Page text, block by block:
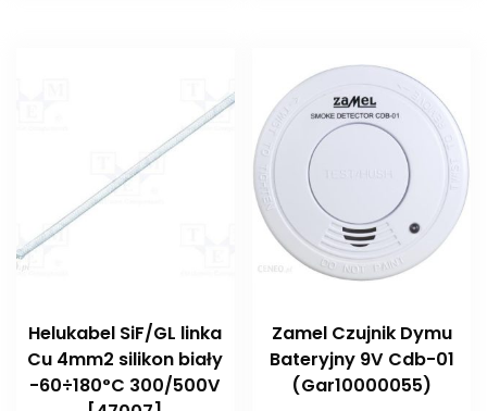
Helukabel SiF/GL linka
Cu 4mm2 silikon biały
-60÷180°C 300/500V
Zamel Czujnik Dymu
Bateryjny 9V Cdb-01
(Gar10000055)